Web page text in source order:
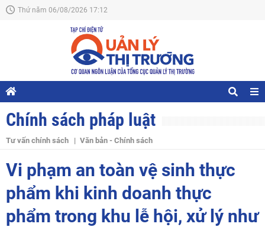
Thứ năm 06/08/2026 17:12
Chính sách pháp luật
Tư vấn chính sách Văn bản - Chính sách
Vi phạm an toàn vệ sinh thực
phẩm khi kinh doanh thực
phẩm trong khu lễ hội, xử lý như